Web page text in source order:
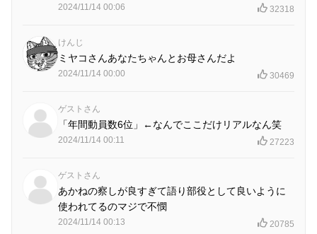
2024/11/14 00:06 32318
けんじ
ミヤコさんあなたちゃんとお母さんだよ
2024/11/14 00:00 30469
ゲストさん
「年間動員数6位」←なんでここだけリアルなん笑
2024/11/14 00:11 27223
ゲストさん
あかねの察しが良すぎて語り部役として良いように
使われてるのマジで不憫
2024/11/14 00:13 20785